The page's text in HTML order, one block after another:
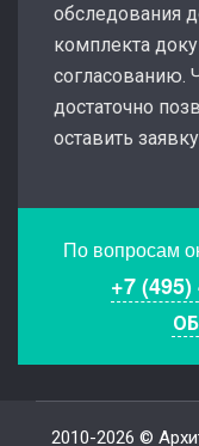
обследования
комплекта
согласованию.
достаточно
оставить
По вопросам
+7
2010-2026 ©